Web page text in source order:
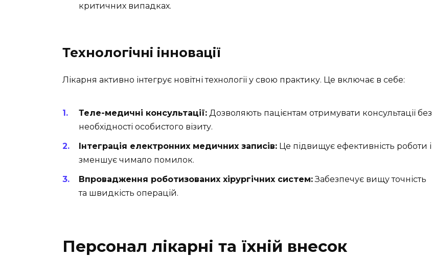
критичних випадках.
Технологічні інновації
Лікарня активно інтегрує новітні технології у свою практику. Це включає в себе:
Теле-медичні консультації: Дозволяють пацієнтам отримувати консультації без
необхідності особистого візиту.
Інтеграція електронних медичних записів: Це підвищує ефективність роботи і
зменшує чимало помилок.
Впровадження роботизованих хірургічних систем:Забезпечує вищу точність
та швидкість операцій.
Персонал лікарні та їхній внесок